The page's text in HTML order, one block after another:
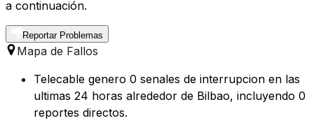
a continuación.
Reportar Problemas
Mapa de Fallos
Telecable genero 0 senales de interrupcion en las
ultimas 24 horas alrededor de Bilbao, incluyendo 0
reportes directos.